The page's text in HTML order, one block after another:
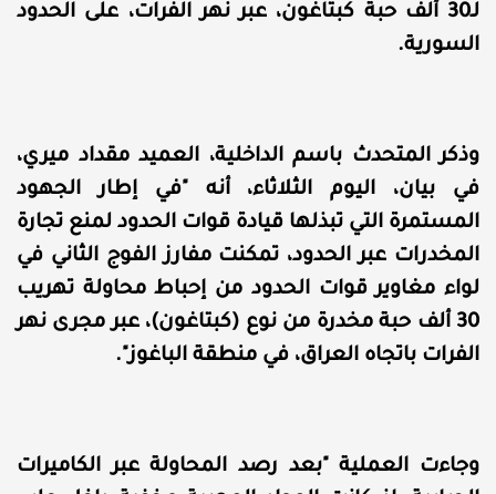
لـ30 ألف حبة كبتاغون، عبر نهر الفرات، على الحدود
السورية.
وذكر المتحدث باسم الداخلية، العميد مقداد ميري،
في بيان، اليوم الثلاثاء، أنه "في إطار الجهود
المستمرة التي تبذلها قيادة قوات الحدود لمنع تجارة
المخدرات عبر الحدود، تمكنت مفارز الفوج الثاني في
لواء مغاوير قوات الحدود من إحباط محاولة تهريب
30 ألف حبة مخدرة من نوع (كبتاغون)، عبر مجرى نهر
الفرات باتجاه العراق، في منطقة الباغوز".
وجاءت العملية "بعد رصد المحاولة عبر الكاميرات